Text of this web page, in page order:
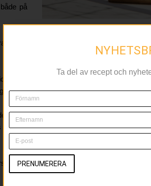
på
svenska konsumenter, särskilt under
där dryck och tilltugg går hand i hand.
eller i köket, säger Jonas Gustafsson,
ikoniska flaskan. Det nya uttrycket är
finns dessutom en enkel guide till
som en gemensam upplevelse där
Ta del av recept och
PRENUMERERA